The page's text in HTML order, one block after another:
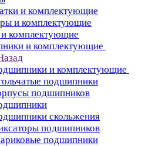
и комплектующие
и комплектующие
комплектующие
и комплектующие
и комплектующие
подшипники
подшипников
скольжения
подшипников
подшипники